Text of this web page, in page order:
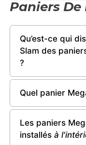
Paniers De
Qu’est-ce qui
Slam des
?
Quel panier
Les paniers
installés à